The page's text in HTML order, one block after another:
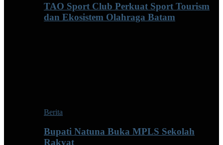
TAO Sport Club Perkuat Sport Tourism
dan Ekosistem Olahraga Batam
Berita
Bupati Natuna Buka MPLS Sekolah
Rakyat